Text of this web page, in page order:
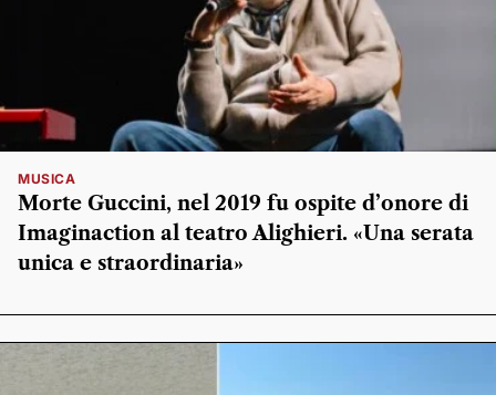
MUSICA
Morte Guccini, nel 2019 fu ospite d’onore di
Imaginaction al teatro Alighieri. «Una serata
unica e straordinaria»